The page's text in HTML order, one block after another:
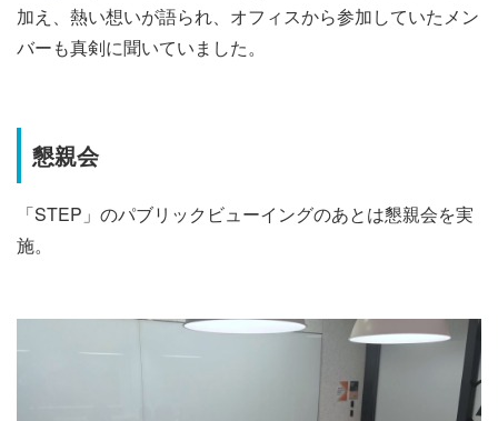
加え、熱い想いが語られ、オフィスから参加していたメン
バーも真剣に聞いていました。
懇親会
「STEP」のパブリックビューイングのあとは懇親会を実
施。